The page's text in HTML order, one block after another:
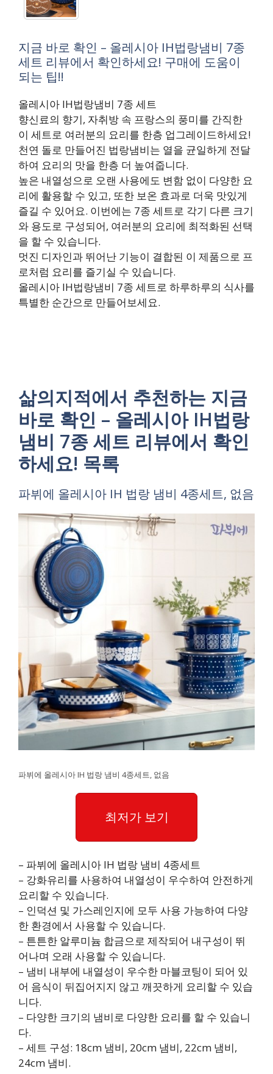
지금 바로 확인 – 올레시아 IH법랑냄비 7종
세트 리뷰에서 확인하세요! 구매에 도움이
되는 팁!!
올레시아 IH법랑냄비 7종 세트
향신료의 향기, 자취방 속 프랑스의 풍미를 간직한
이 세트로 여러분의 요리를 한층 업그레이드하세요!
천연 돌로 만들어진 법랑냄비는 열을 균일하게 전달
하여 요리의 맛을 한층 더 높여줍니다.
높은 내열성으로 오랜 사용에도 변함 없이 다양한 요
리에 활용할 수 있고, 또한 보온 효과로 더욱 맛있게
즐길 수 있어요. 이번에는 7종 세트로 각기 다른 크기
와 용도로 구성되어, 여러분의 요리에 최적화된 선택
을 할 수 있습니다.
멋진 디자인과 뛰어난 기능이 결합된 이 제품으로 프
로처럼 요리를 즐기실 수 있습니다.
올레시아 IH법랑냄비 7종 세트로 하루하루의 식사를
특별한 순간으로 만들어보세요.
삶의지적에서 추천하는 지금
바로 확인 – 올레시아 IH법랑
냄비 7종 세트 리뷰에서 확인
하세요! 목록
파뷔에 올레시아 IH 법랑 냄비 4종세트, 없음
파뷔에 올레시아 IH 법랑 냄비 4종세트, 없음
최저가 보기
– 파뷔에 올레시아 IH 법랑 냄비 4종세트
– 강화유리를 사용하여 내열성이 우수하여 안전하게
요리할 수 있습니다.
– 인덕션 및 가스레인지에 모두 사용 가능하여 다양
한 환경에서 사용할 수 있습니다.
– 튼튼한 알루미늄 합금으로 제작되어 내구성이 뛰
어나며 오래 사용할 수 있습니다.
– 냄비 내부에 내열성이 우수한 마블코팅이 되어 있
어 음식이 뒤집어지지 않고 깨끗하게 요리할 수 있습
니다.
– 다양한 크기의 냄비로 다양한 요리를 할 수 있습니
다.
– 세트 구성: 18cm 냄비, 20cm 냄비, 22cm 냄비,
24cm 냄비.